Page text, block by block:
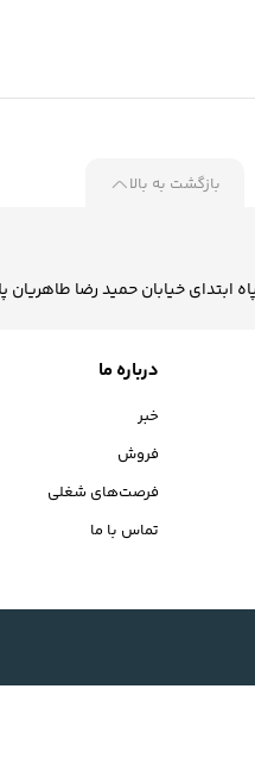
بازگشت به بالا
خیابان حمید رضا طاهریان
درباره ما
خبر
فروش
فرصت‌های شغلی
تماس با ما